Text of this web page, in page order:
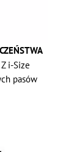
i-Size
pasów